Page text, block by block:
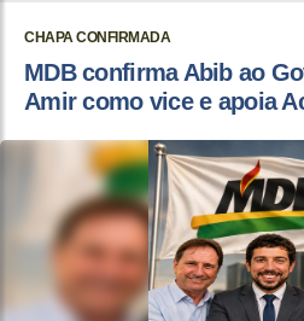
CHAPA CONFIRMADA
MDB confirma Abib ao
Amir como vice e apoia